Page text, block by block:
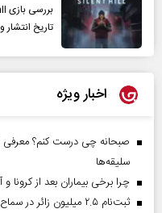
تاریخ انتشار
اخبار ویژه
سلیقه‌ها
چرا برخی بیماران بعد از کرونا و
ثبت‌نام ۲.۵ میلیون زائر در سماح | عبور ۱.۷ میلیون نفر از مرز‌های اربعین